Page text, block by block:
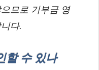
므로 기부금 영
다.
할 수 있나